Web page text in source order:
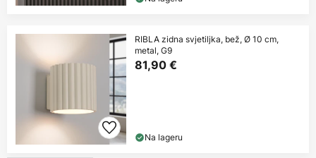
RIBLA zidna svjetiljka, bež, Ø 10 cm,
metal, G9
81,90 €
Na lageru